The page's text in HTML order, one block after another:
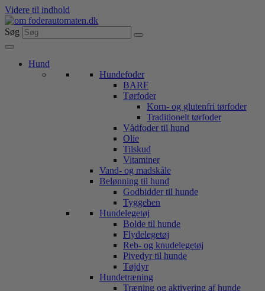
Videre til indhold
Søg
Hund
Hundefoder
BARF
Tørfoder
Korn- og glutenfri tørfoder
Traditionelt tørfoder
Vådfoder til hund
Olie
Tilskud
Vitaminer
Vand- og madskåle
Belønning til hund
Godbidder til hunde
Tyggeben
Hundelegetøj
Bolde til hunde
Flydelegetøj
Reb- og knudelegetøj
Pivedyr til hunde
Tøjdyr
Hundetræning
Træning og aktivering af hunde